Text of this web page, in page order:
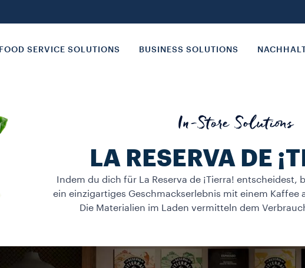
FOOD SERVICE SOLUTIONS BUSINESS SOLUTIONS
In-Store Solutions
LA RESERVA DE
Indem du dich für La Reserva de ¡Tierra! entscheidest,
ein einzigartiges Geschmackserlebnis mit einem Kaffee
Die Materialien im Laden vermitteln dem